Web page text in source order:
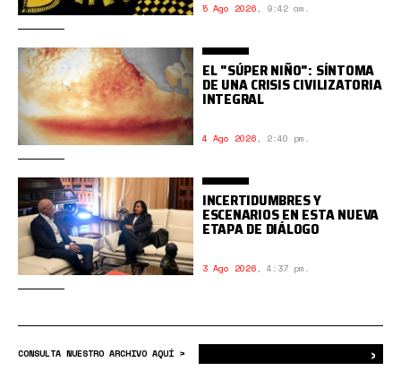
5 Ago 2026, 9:42 am.
EL "SÚPER NIÑO": SÍNTOMA
DE UNA CRISIS CIVILIZATORIA
INTEGRAL
4 Ago 2026, 2:40 pm.
INCERTIDUMBRES Y
ESCENARIOS EN ESTA NUEVA
ETAPA DE DIÁLOGO
3 Ago 2026, 4:37 pm.
CONSULTA NUESTRO ARCHIVO AQUÍ > ›